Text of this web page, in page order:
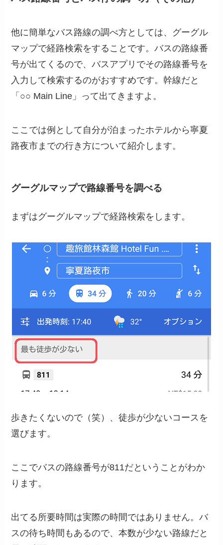
他に簡単なバス路線の調べ方としては、グーグル
マップで経路検索をすることです。バスの路線番
号が出てくるので、バスアプリでその路線番号を
入力して検索するのがおすすめです。幹線だと
「○○ Main Line」って出てきますよ。
ここでは例として自分が泊まったホテルから寧夏
路夜市までの行き方について紹介します。
グーグルマップで路線番号を調べる
まずはグーグルマップで経路検索をします。
歩きたくないので（笑）、徒歩が少ないコースを
選びます。
ここでバスの路線番号が811だということがわか
ります。
出てる所要時間は実際の時間ではありません。バ
スの待ち時間もあるので、本数が少ない路線だと